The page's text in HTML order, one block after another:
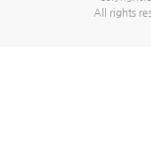
All rights